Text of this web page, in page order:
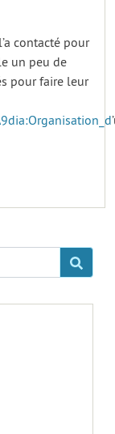
contacté pour
un peu de
pour faire leur